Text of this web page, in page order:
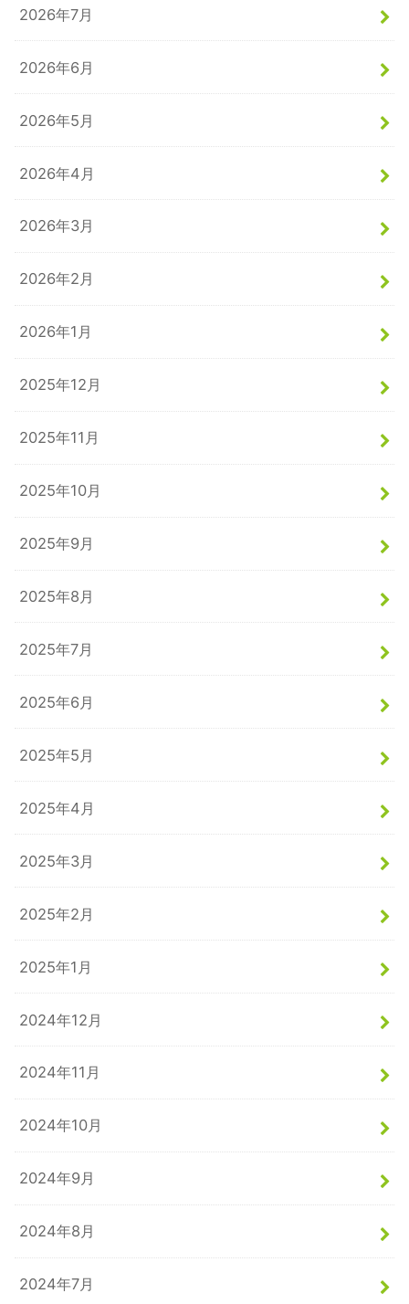
2026年7月
2026年6月
2026年5月
2026年4月
2026年3月
2026年2月
2026年1月
2025年12月
2025年11月
2025年10月
2025年9月
2025年8月
2025年7月
2025年6月
2025年5月
2025年4月
2025年3月
2025年2月
2025年1月
2024年12月
2024年11月
2024年10月
2024年9月
2024年8月
2024年7月